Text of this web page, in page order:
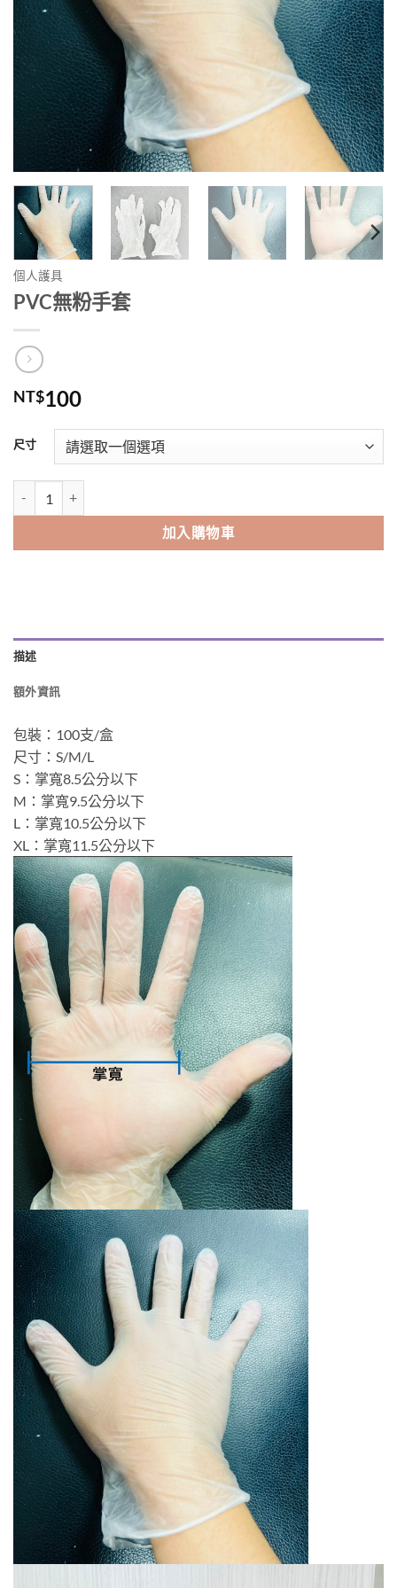
個人護具
PVC無粉手套
NT$100
尺寸
加入購物車
Alternative:
描述
額外資訊
包裝：100支/盒
尺寸：S/M/L
S：掌寬8.5公分以下
M：掌寬9.5公分以下
L：掌寬10.5公分以下
XL：掌寬11.5公分以下